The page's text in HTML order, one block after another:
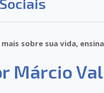
sobre sua vida,
Márcio